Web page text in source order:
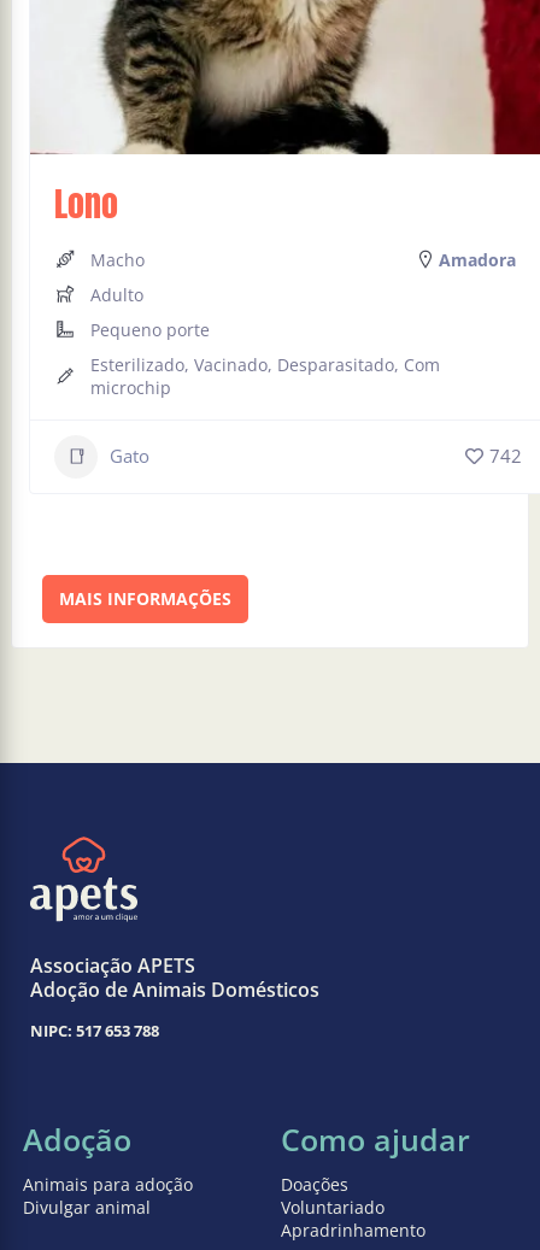
Lono
Amadora
Macho
Adulto
Pequeno porte
Esterilizado, Vacinado, Desparasitado, Com
microchip
Gato 742
MAIS INFORMAÇÕES
Associação APETS
Adoção de Animais Domésticos
NIPC: 517 653 788
Adoção
Animais para adoção
Divulgar animal
Como ajudar
Doações
Voluntariado
Apradrinhamento